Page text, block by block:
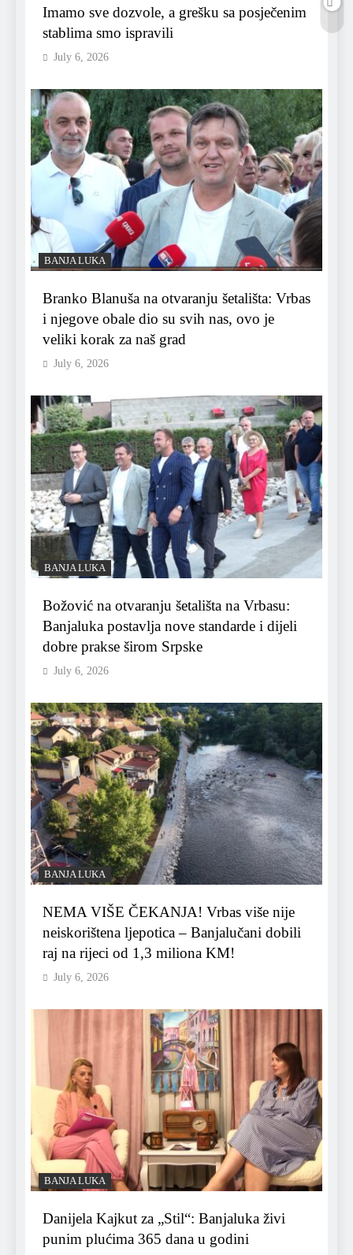
Imamo sve dozvole, a grešku sa posječenim
stablima smo ispravili
July 6, 2026
BANJA LUKA
Branko Blanuša na otvaranju šetališta: Vrbas
i njegove obale dio su svih nas, ovo je
veliki korak za naš grad
July 6, 2026
BANJA LUKA
Božović na otvaranju šetališta na Vrbasu:
Banjaluka postavlja nove standarde i dijeli
dobre prakse širom Srpske
July 6, 2026
BANJA LUKA
NEMA VIŠE ČEKANJA! Vrbas više nije
neiskorištena ljepotica – Banjalučani dobili
raj na rijeci od 1,3 miliona KM!
July 6, 2026
BANJA LUKA
Danijela Kajkut za „Stil“: Banjaluka živi
punim plućima 365 dana u godini